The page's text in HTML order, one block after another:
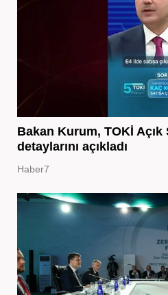
Bakan Kurum, TOKİ Açık
detaylarını açıkladı
Haber7